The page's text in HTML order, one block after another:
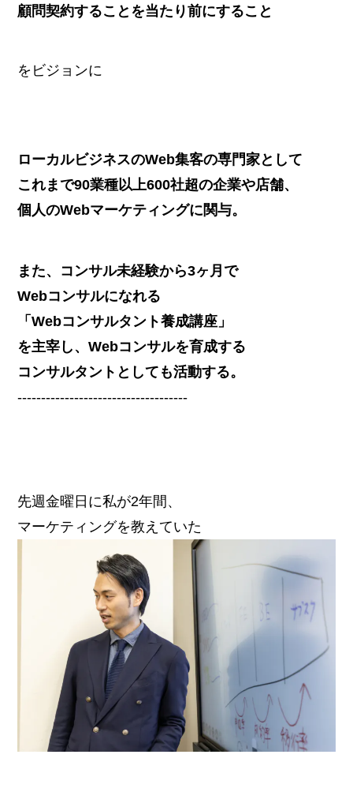
顧問契約することを当たり前にすること
をビジョンに
ローカルビジネスのWeb集客の専門家として
これまで90業種以上600社超の企業や店舗、
個人のWebマーケティングに関与。
また、コンサル未経験から3ヶ月で
Webコンサルになれる
「Webコンサルタント養成講座」
を主宰し、Webコンサルを育成する
コンサルタントとしても活動する。
------------------------------------
先週金曜日に私が2年間、
マーケティングを教えていた